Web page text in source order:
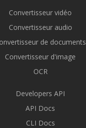
Convertisseur vidéo
Convertisseur audio
de documents
Convertisseur d'image
OCR
Developers API
API Docs
CLI Docs